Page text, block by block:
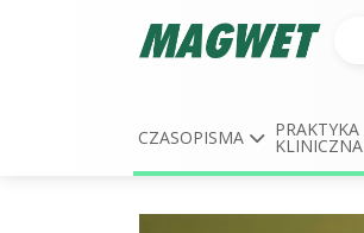
CZASOPISMA PRAKTYKA
KLINICZNA